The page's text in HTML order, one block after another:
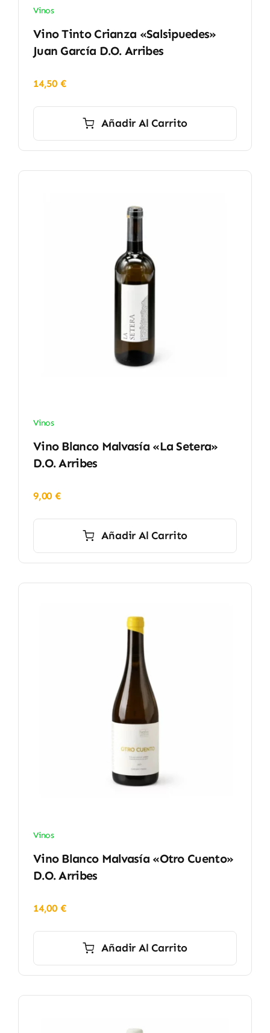
Vinos
Vino Tinto Crianza «Salsipuedes»
Juan García D.O. Arribes
14,50 €
Añadir Al Carrito
Vinos
Vino Blanco Malvasía «La Setera»
D.O. Arribes
9,00€
Añadir Al Carrito
Vinos
Vino Blanco Malvasía «Otro Cuento»
D.O. Arribes
14,00 €
Añadir Al Carrito